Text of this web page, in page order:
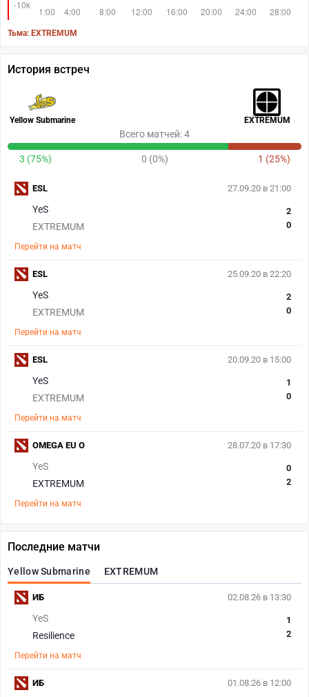
Тьма: EXTREMUM
История встреч
Yellow Submarine EXTREMUM
Всего матчей: 4
3 (75%) 0 (0%) 1 (25%)
27.09.20 в 21:00
YeS
EXTREMUM
2
0
Перейти на матч
ESL
25.09.20 в 22:20
YeS
EXTREMUM
2
0
Перейти на матч
ESL
20.09.20 в 15:00
YeS
EXTREMUM
1
0
Перейти на матч
ESL
28.07.20 в 17:30
YeS
EXTREMUM
0
2
Перейти на матч
OMEGA EU O
Последние матчи
Yellow Submarine EXTREMUM
02.08.26 в 13:30
YeS
Resilience
1
2
Перейти на матч
ИБ
01.08.26 в 12:00
ИБ